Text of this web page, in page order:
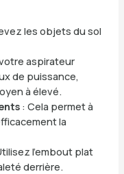
les objets du sol
aspirateur
de puissance,
à élevé.
: Cela permet à
la
l’embout plat
derrière.